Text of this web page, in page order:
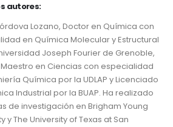
autores:
Lozano, Doctor en Química con
en Química Molecular y Estructural
Joseph Fourier de Grenoble,
Maestro en Ciencias con especialidad
Química por la UDLAP y Licenciado
Industrial por la BUAP. Ha realizado
de investigación en Brigham Young
y The University of Texas at San